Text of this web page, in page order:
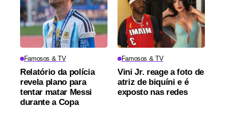
Famosos & TV
Relatório da polícia
revela plano para
tentar matar Messi
durante a Copa
Famosos & TV
Vini Jr. reage a foto de
atriz de biquíni e é
exposto nas redes